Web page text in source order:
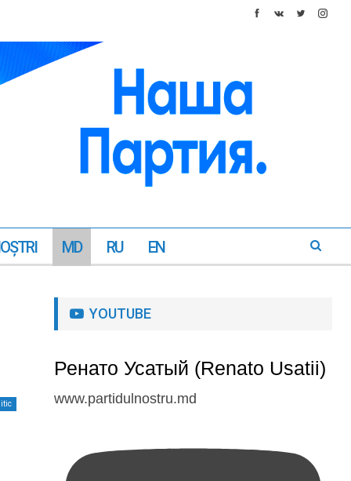
MD RU EN
YOUTUBE
Ренато Усатый (Renato Usatii)
www.partidulnostru.md